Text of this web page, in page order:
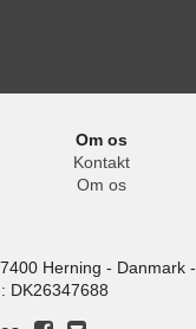
Om os
Kontakt
Om os
Herning - Danmark -
DK26347688